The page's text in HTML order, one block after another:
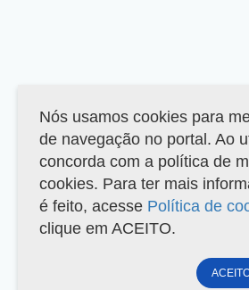
Nós usamos cookies para
de navegação no portal. Ao
concorda com a política de
cookies. Para ter mais
é feito, acesse Política de
clique em ACEITO.